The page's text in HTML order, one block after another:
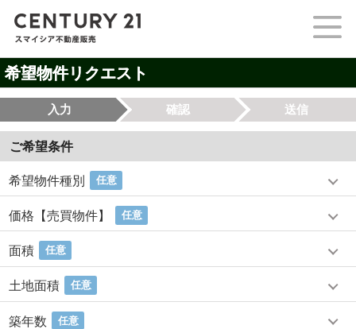
希望物件リクエスト
入力 確認 送信
ご希望条件
希望物件種別 任意
価格【売買物件】 任意
面積 任意
土地面積 任意
築年数 任意